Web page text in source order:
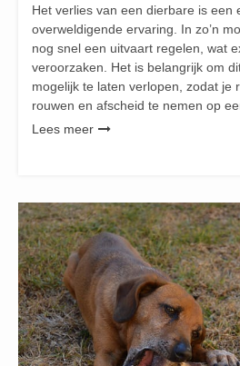
Het verlies van een dierbare is een
overweldigende ervaring. In zo’n
nog snel een uitvaart regelen, wat
veroorzaken. Het is belangrijk om
mogelijk te laten verlopen, zodat je
rouwen en afscheid te nemen op
Lees meer